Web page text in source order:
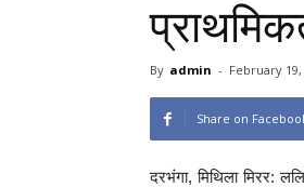
By admin - February 19,
Share on
दरभंगा, मिथिला मिरर: